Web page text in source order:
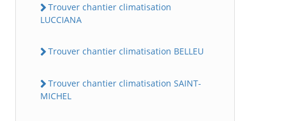
Trouver chantier climatisation
LUCCIANA
Trouver chantier climatisation BELLEU
Trouver chantier climatisation SAINT-
MICHEL